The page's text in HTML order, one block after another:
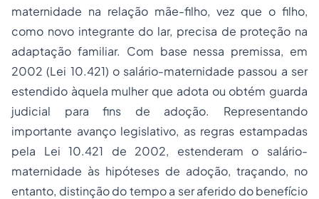
maternidade na relação mãe-filho, vez que o filho,
como novo integrante do lar, precisa de proteção na
adaptação familiar. Com base nessa premissa, em
2002 (Lei 10.421) o salário-maternidade passou a ser
estendido àquela mulher que adota ou obtém guarda
judicial para fins de adoção. Representando
importante avanço legislativo, as regras estampadas
pela Lei 10.421 de 2002, estenderam o salário-
maternidade às hipóteses de adoção, traçando, no
entanto, distinção do tempo a ser aferido do benefício